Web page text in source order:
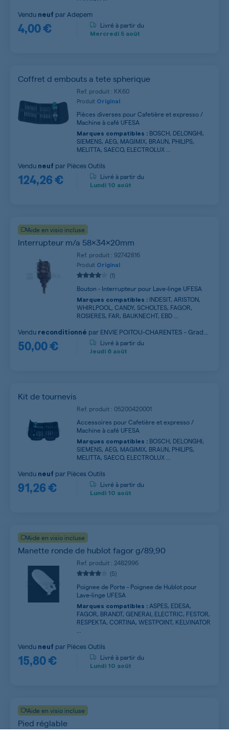
4,00 €
Vendu neuf par Adepem
Livré à partir du
Mercredi 5 août
Coffret d embouts a tete spherique
Ref. produit : KK60
Produit Original
Pièces diverses pour Cafetière et expresso /
Machine à café UFESA
Marques compatibles : BOSCH, DELONGHI,
SIEMENS, AEG, MAGIMIX, BRAUN, PHILIPS,
MELITTA, SAECO, ELECTROLUX ...
124,26 €
Vendu neuf par Pièces Outils
Livré à partir du
Lundi 10 août
Aide en visio incluse
Interrupteur m/a 58x34x20mm
Ref. produit : 92742816
Produit Original
(1)
Bouton - Interrupteur pour Lave-linge UFESA
Marques compatibles : INDESIT, ARISTON,
WHIRLPOOL, CANDY, SCHOLTES, FAGOR,
ROSIERES, FAR, BAUKNECHT, EBD ...
50,00 €
Vendu reconditionné par ENVIE POITOU-CHARENTES - Grade
A
Livré à partir du
Jeudi 6 août
Kit de tournevis
Ref. produit : 05200420001
Accessoires pour Cafetière et expresso /
Machine à café UFESA
Marques compatibles : BOSCH, DELONGHI,
SIEMENS, AEG, MAGIMIX, BRAUN, PHILIPS,
MELITTA, SAECO, ELECTROLUX ...
91,26 €
Vendu neuf par Pièces Outils
Livré à partir du
Lundi 10 août
Aide en visio incluse
Manette ronde de hublot fagor g/89,90
Ref. produit : 2482996
(5)
Poignee de Porte - Poignee de Hublot pour
Lave-linge UFESA
Marques compatibles : ASPES, EDESA,
FAGOR, BRANDT, GENERAL ELECTRIC, FESTOR,
RESPEKTA, CORTINA, WESTPOINT, KELVINATOR
15,80 €
Vendu neuf par Pièces Outils
Livré à partir du
Lundi 10 août
Aide en visio incluse
Pied réglable